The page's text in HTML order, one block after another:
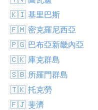
🇰🇮 基里巴斯
🇫🇲 密克羅尼西亞
🇵🇬 巴布亞新畿內亞
🇨🇰 庫克群島
🇸🇧 所羅門群島
🇹🇰 托克勞
🇫🇯 斐濟